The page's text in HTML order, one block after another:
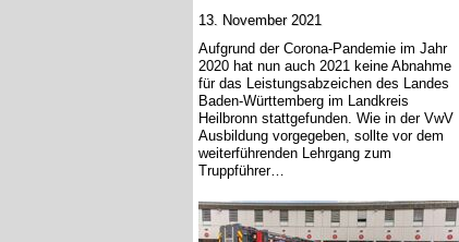
13. November 2021
Aufgrund der Corona-Pandemie im Jahr
2020 hat nun auch 2021 keine Abnahme
für das Leistungsabzeichen des Landes
Baden-Württemberg im Landkreis
Heilbronn stattgefunden. Wie in der VwV
Ausbildung vorgegeben, sollte vor dem
weiterführenden Lehrgang zum
Truppführer…